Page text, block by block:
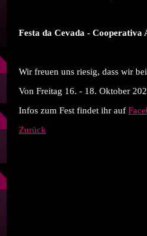
Festa da Cevada - Cooperativa
Wir freuen uns riesig, dass wir
Von Freitag 16. - 18. Oktober
Infos zum Fest findet ihr auf
Zurück